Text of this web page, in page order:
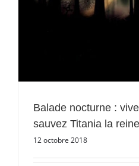
Balade nocturne :
sauvez Titania la
12 octobre 2018